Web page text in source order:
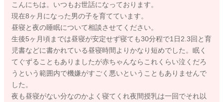
こんにちは。いつもお世話になっております。
現在8ヶ月になった男の子を育てています。
昼寝と夜の睡眠について相談させてください。
生後5ヶ月頃までは昼寝が安定せず寝ても30分程で1日2.3回と育
児書などに書かれている昼寝時間よりかなり短めでした。眠く
てぐずることもありましたが赤ちゃんならこれくらい泣くだろ
うという範囲内で機嫌がすごく悪いということもありませんで
した。
夜も昼寝がない分なのかよく寝てくれ夜間授乳は一回でそれ以